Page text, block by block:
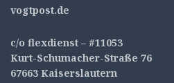
vogtpost.de
c/o flexdienst – #11053
Kurt-Schumacher-Straße 76
67663 Kaiserslautern